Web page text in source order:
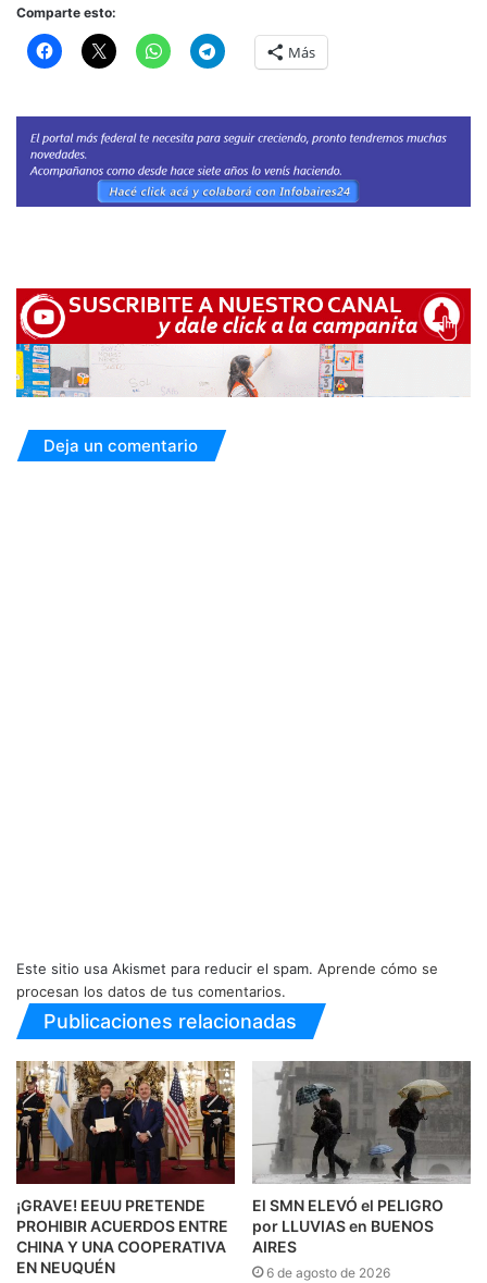
Comparte esto:
Más
Deja un comentario
Este sitio usa Akismet para reducir el spam. Aprende cómo se
procesan los datos de tus comentarios.
Publicaciones relacionadas
¡GRAVE! EEUU PRETENDE
PROHIBIR ACUERDOS ENTRE
CHINA Y UNA COOPERATIVA
EN NEUQUÉN
El SMN ELEVÓ el PELIGRO
por LLUVIAS en BUENOS
AIRES
6 de agosto de 2026